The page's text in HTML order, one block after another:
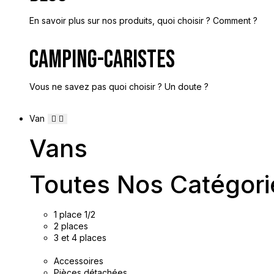
En savoir plus sur nos produits, quoi choisir ? Comment ?
Camping-Caristes
Vous ne savez pas quoi choisir ? Un doute ?
Van
Vans
Toutes Nos
1 place 1/2
2 places
3 et 4 places
Accessoires